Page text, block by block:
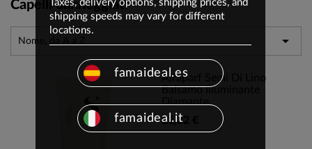
Capelli danneggiati
Nome, da A a Z 
Alfaparf Semi Di Lino
Balsamo Illuminante
21,32 €
Taxes, delivery options, shipping prices, and
shipping speeds may vary for different
locations.
famaideal.es
famaideal.it